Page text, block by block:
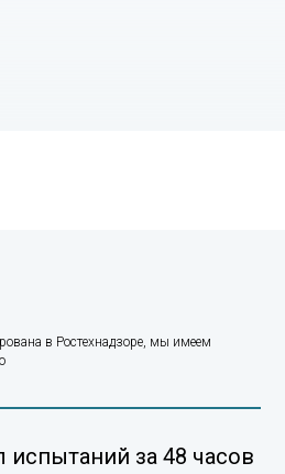
в Ростехнадзоре, мы имеем
за 48 часов